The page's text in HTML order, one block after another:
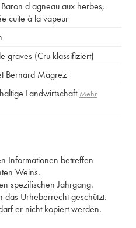
Baron d agneau aux herbes,
cuite à la vapeur
graves (Cru klassifiziert)
Bernard Magrez
Landwirtschaft Mehr
Informationen betreffen
Weins.
spezifischen Jahrgang.
das Urheberrecht geschützt.
er nicht kopiert werden.